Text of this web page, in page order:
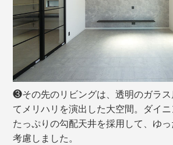
❸その先のリビングは、透明のガラ
てメリハリを演出した大空間。ダイ
たっぷりの勾配天井を採用して、ゆ
考慮しました。